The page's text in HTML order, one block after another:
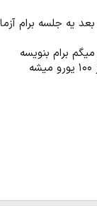
بعد یه جلسه
برام بنویسه